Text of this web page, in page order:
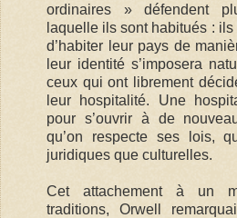
ordinaires » défendent
laquelle ils sont habitués :
d’habiter leur pays de
leur identité s’imposera
ceux qui ont librement
leur hospitalité. Une
pour s’ouvrir à de
qu’on respecte ses lois,
juridiques que culturelles.
Cet attachement à un
traditions, Orwell